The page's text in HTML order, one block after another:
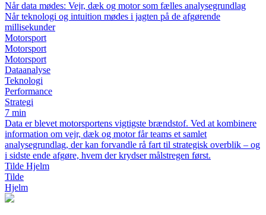
Når data mødes: Vejr, dæk og motor som fælles analysegrundlag
Når teknologi og intuition mødes i jagten på de afgørende
millisekunder
Motorsport
Motorsport
Motorsport
Dataanalyse
Teknologi
Performance
Strategi
7 min
Data er blevet motorsportens vigtigste brændstof. Ved at kombinere
information om vejr, dæk og motor får teams et samlet
analysegrundlag, der kan forvandle rå fart til strategisk overblik – og
i sidste ende afgøre, hvem der krydser målstregen først.
Tilde Hjelm
Tilde
Hjelm